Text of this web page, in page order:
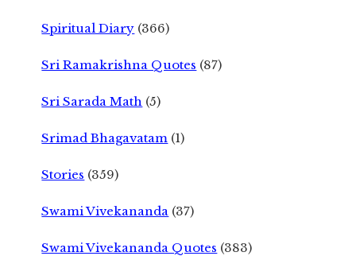
Spiritual Diary (366)
Sri Ramakrishna Quotes (87)
Sri Sarada Math (5)
Srimad Bhagavatam (1)
Stories (359)
Swami Vivekananda (37)
Swami Vivekananda Quotes (383)